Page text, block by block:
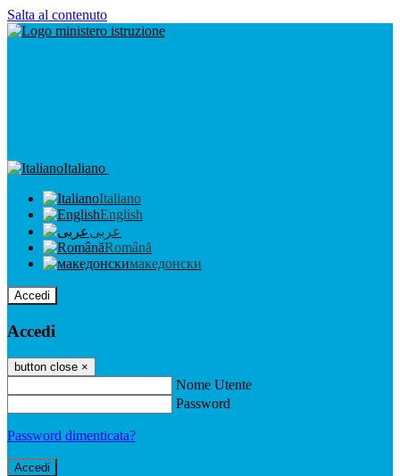
Salta al contenuto
Italiano
Italiano
English
عربى
Română
македонски
Accedi
Accedi
button close ×
Nome Utente
Password
Password dimenticata?